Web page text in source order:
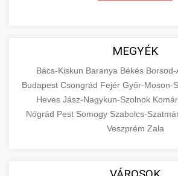
MEGYÉK
Bács-Kiskun Baranya Békés
Budapest Csongrád Fejér Győr-Moson-
Heves Jász-Nagykun-Szolnok
Nógrád Pest Somogy Szabolcs-
Veszprém Zala